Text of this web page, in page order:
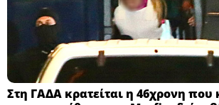
Στη ΓΑΔΑ κρατείται η 46χρονη που